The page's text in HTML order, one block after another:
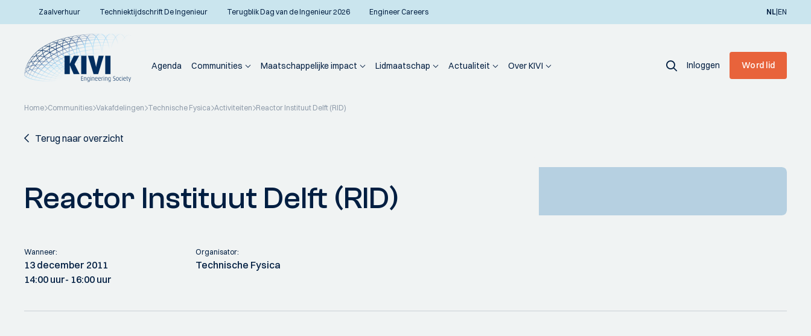
Zaalverhuur Techniektijdschrift De Ingenieur Terugblik Dag van de Ingenieur 2026 Engineer Careers NL|EN
Agenda Communities Maatschappelijke impact Lidmaatschap Actualiteit Over KIVI Inloggen Word lid
Home Communities Vakafdelingen Technische Fysica Activiteiten Reactor Instituut Delft (RID)
Terug naar overzicht
Reactor Instituut Delft (RID)
Wanneer:
13 december 2011
14:00 uur- 16:00 uur
Organisator:
Technische Fysica